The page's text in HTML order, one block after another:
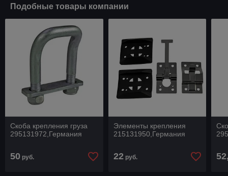
Подобные товары компании
Скоба крепления груза
295131972,Германия
50 руб.
Элементы крепления
215131950,Германия
22руб.